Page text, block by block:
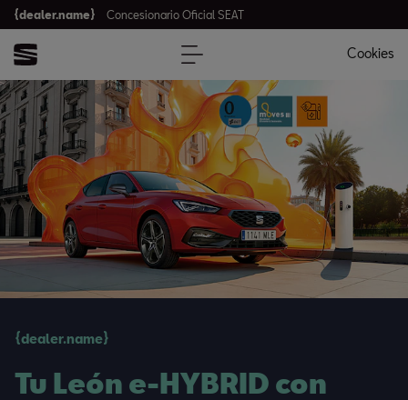
{dealer.name} Concesionario Oficial SEAT
Cookies
{dealer.name}
Tu León e-HYBRID con